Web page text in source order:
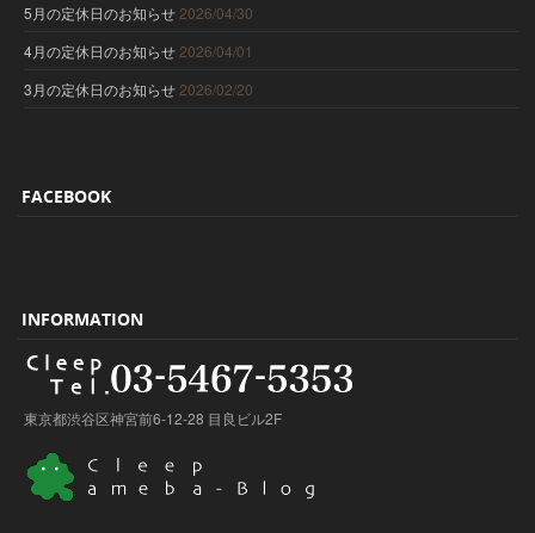
5月の定休日のお知らせ 2026/04/30
4月の定休日のお知らせ 2026/04/01
3月の定休日のお知らせ 2026/02/20
FACEBOOK
INFORMATION
東京都渋谷区神宮前6-12-28 目良ビル2F